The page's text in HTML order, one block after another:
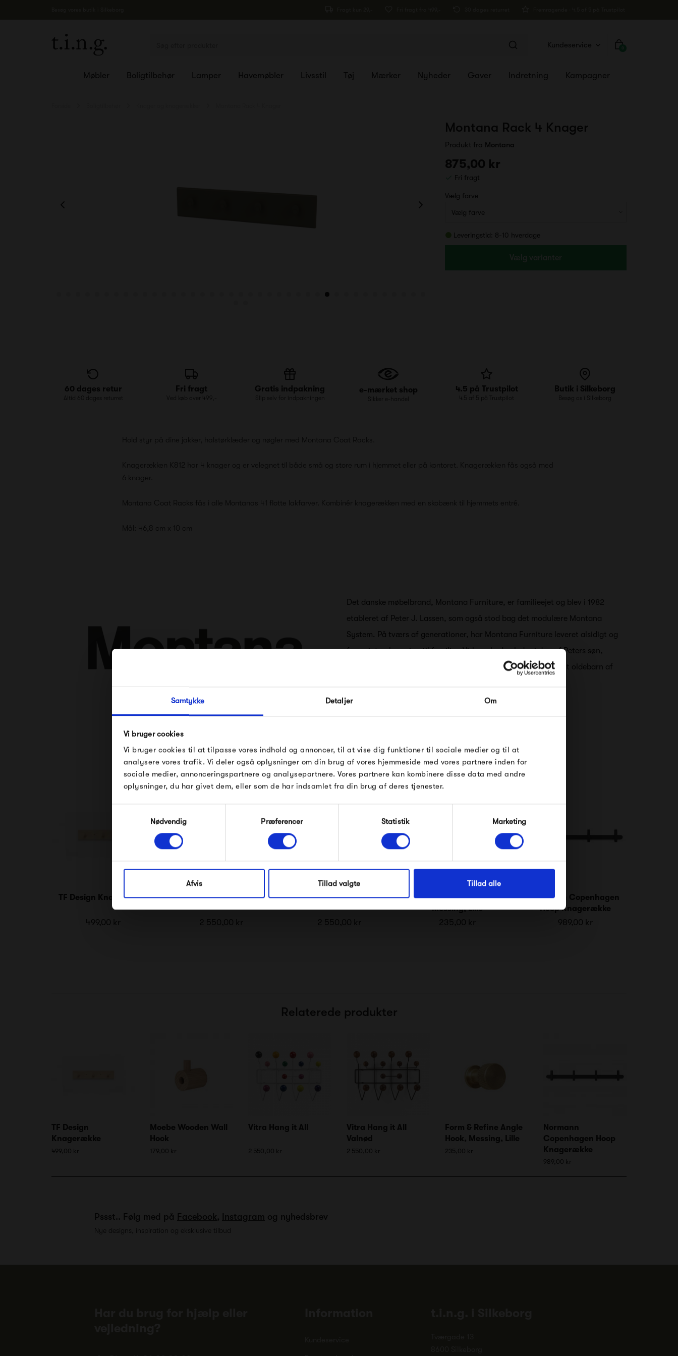
Samtykke Detaljer Om
Vi bruger cookies
Vi bruger cookies til at tilpasse vores indhold og annoncer, til at vise dig funktioner til sociale medier og til at
analysere vores trafik. Vi deler også oplysninger om din brug af vores hjemmeside med vores partnere inden for
sociale medier, annonceringspartnere og analysepartnere. Vores partnere kan kombinere disse data med andre
oplysninger, du har givet dem, eller som de har indsamlet fra din brug af deres tjenester.
Nødvendig
Præferencer Statistik Marketing
Afvis Tillad valgte Tillad alle
0
Kundeservice
Møbler Boligtilbehør Lamper Havemøbler Livsstil Tøj Mærker Nyheder Gaver Indretning Kampagner
Montana Rack 4 Knager
Produkt fra Montana
875,00 kr
Fri fragt
Vælg farve
Leveringstid: 8-10 hverdage
Vælg varianter
60 dages retur
Altid 60 dages returret
Fri fragt
Ved køb over 499,-
Gratis indpakning
Slip selv for indpakningen
e-mærket shop
Sikker e-handel
4.5 på Trustpilot
4.5 af 5 på Trustpilot
Butik i Silkeborg
Besøg os i Silkeborg
Hold styr på dine jakker, halstørklæder og nøgler med Montana Coat Racks.
Knagerækken K812 har 4 knager og er velegnet til både små og store rum i hjemmet eller på kontoret. Knagerækken fås også med
6 knager.
Montana Coat Racks fås i alle Montanas 41 flotte lakfarver. Kombinér knagerækken med en skobænk til hjemmets entré.
Mål: 46,8 cm x 10 cm
Det danske møbelbrand, Montana Furniture, er familieejet og blev i 1982
etableret af Peter J. Lassen, som også stod bag det modulære Montana
System. På tværs af generationer, har Montana Furniture leveret alsidigt og
farverigt opbevaring til familier. Virksomheden ledes i dag af Peters søn,
Joakim Lassen, som er femte generation i møbelfamilien, samt oldebarn af
Produkter fra samme kategori
TF Design Knagerække
499,00 kr
Vitra Hang it All Vitra Hang it All Valnød
Form & Refine Angle Hook,
Messing, Lille
Normann Copenhagen
Hoop Knagerække
989,00 kr
Relaterede produkter
TF Design
Knagerække
499,00 kr
Moebe Wooden Wall
Hook
179,00 kr
Vitra Hang it All
2 550,00 kr
Vitra Hang it All
Valnød
2 550,00 kr
Form & Refine Angle
Hook, Messing, Lille
235,00 kr
Normann
Copenhagen Hoop
Knagerække
989,00 kr
Pssst.. Følg med på Facebook, Instagram og nyhedsbrev
Nye designs, inspiration og eksklusive tilbud
FÅ 10% PÅ DIN NÆSTE ORDRE
Gælder ikke på produkter fra Fermob, File Under
Pop og i forvejen nedsatte produkter.
Modtag velkomstrabat
*Ved at tilmelde dig accepterer du at modtage e-
Nej tak, jeg ønsker ikke rabat.